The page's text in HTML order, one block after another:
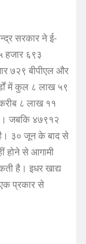
सरकार ने ई-
हजार ६९३
७२९ बीपीएल और
में कुल ८ लाख ५९
८ लाख ११
जबकि ४७९१२
३० जून के बाद से
होने से आगामी
है। इधर खाद्य
प्रकार से